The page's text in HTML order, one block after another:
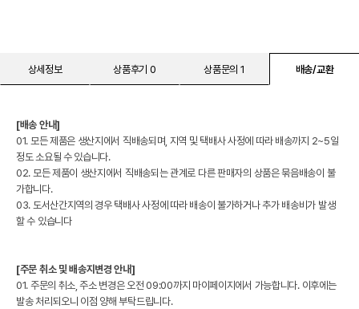
상세정보 상품후기 0 상품문의 1 배송/교환
[배송 안내]
01. 모든 제품은 생산지에서 직배송되며, 지역 및 택배사 사정에 따라 배송까지 2~5일
정도 소요될 수 있습니다.
02. 모든 제품이 생산지에서 직배송되는 관계로 다른 판매자의 상품은 묶음배송이 불
가합니다.
03. 도서산간지역의 경우 택배사 사정에 따라 배송이 불가하거나 추가 배송비가 발생
할 수 있습니다
[주문 취소 및 배송지변경 안내]
01. 주문의 취소, 주소 변경은 오전 09:00까지 마이페이지에서 가능합니다. 이후에는
발송 처리되오니 이점 양해 부탁드립니다.